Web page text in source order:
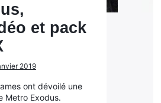
et pack
2019
ont dévoilé une
Metro Exodus.